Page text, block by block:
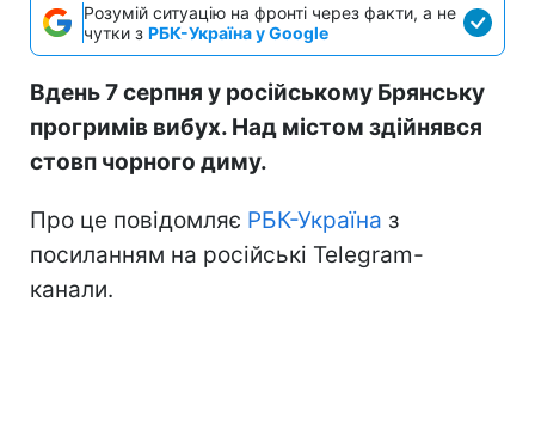
Розумій ситуацію на фронті через факти, а не
чутки з РБК-Україна у Google
Вдень 7 серпня у російському Брянську
прогримів вибух. Над містом здійнявся
стовп чорного диму.
Про це повідомляє РБК-Україна з
посиланням на російські Telegram-
канали.